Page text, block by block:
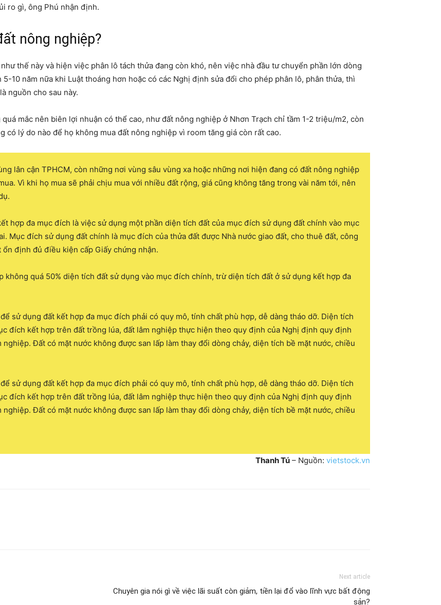
ro gì, ông Phú nhận định.
nông nghiệp?
thế này và hiện việc phân lô tách thửa đang còn khó, nên việc nhà đầu tư chuyển phần lớn dòng
10 năm nữa khi Luật thoáng hơn hoặc có các Nghị định sửa đổi cho phép phân lô, phân thửa, thì
nguồn cho sau này.
mắc nên biên lợi nhuận có thể cao, như đất nông nghiệp ở Nhơn Trạch chỉ tầm 1-2 triệu/m2, còn
lý do nào để họ không mua đất nông nghiệp vì room tăng giá còn rất cao.
lân cận TPHCM, còn những nơi vùng sâu vùng xa hoặc những nơi hiện đang có đất nông nghiệp
Vì khi họ mua sẽ phải chịu mua với nhiều đất rộng, giá cũng không tăng trong vài năm tới, nên
hợp đa mục đích là việc sử dụng một phần diện tích đất của mục đích sử dụng đất chính vào mục
Mục đích sử dụng đất chính là mục đích của thửa đất được Nhà nước giao đất, cho thuê đất, công
định đủ điều kiện cấp Giấy chứng nhận.
không quá 50% diện tích đất sử dụng vào mục đích chính, trừ diện tích đất ở sử dụng kết hợp đa
sử dụng đất kết hợp đa mục đích phải có quy mô, tính chất phù hợp, dễ dàng tháo dỡ. Diện tích
đích kết hợp trên đất trồng lúa, đất lâm nghiệp thực hiện theo quy định của Nghị định quy định
Đất có mặt nước không được san lấp làm thay đổi dòng chảy, diện tích bề mặt nước, chiều
sử dụng đất kết hợp đa mục đích phải có quy mô, tính chất phù hợp, dễ dàng tháo dỡ. Diện tích
đích kết hợp trên đất trồng lúa, đất lâm nghiệp thực hiện theo quy định của Nghị định quy định
Đất có mặt nước không được san lấp làm thay đổi dòng chảy, diện tích bề mặt nước, chiều
Thanh Tú – Nguồn: vietstock.vn
Next article
Chuyên gia nói gì về việc lãi suất còn giảm, tiền lại đổ vào lĩnh vực bất động
sản?